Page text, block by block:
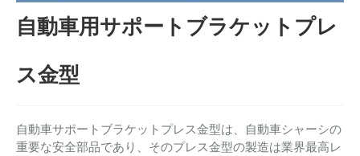
自動車用サポートブラケットプレ
ス金型
自動車サポートブラケットプレス金型は、自動車シャーシの
重要な安全部品であり、そのプレス金型の製造は業界最高レ